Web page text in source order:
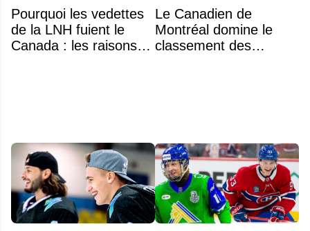
Pourquoi les vedettes
de la LNH fuient le
Canada : les raisons
Le Canadien de
Montréal domine le
classement des